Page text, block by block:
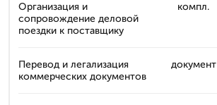
Организация и
сопровождение деловой
поездки к поставщику
компл.
Перевод и легализация
коммерческих документов
документ